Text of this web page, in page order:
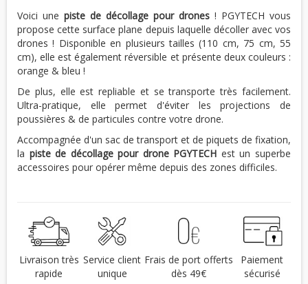
Voici une piste de décollage pour drones ! PGYTECH vous
propose cette surface plane depuis laquelle décoller avec vos
drones ! Disponible en plusieurs tailles (110 cm, 75 cm, 55
cm), elle est également réversible et présente deux couleurs :
orange & bleu !
De plus, elle est repliable et se transporte très facilement.
Ultra-pratique, elle permet d'éviter les projections de
poussières & de particules contre votre drone.
Accompagnée d'un sac de transport et de piquets de fixation,
la piste de décollage pour drone PGYTECH est un superbe
accessoires pour opérer même depuis des zones difficiles.
Livraison très
rapide
Service client
unique
Frais de port offerts
dès 49€
Paiement
sécurisé